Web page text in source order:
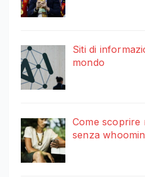
Siti di
mondo
Come scoprire
senza